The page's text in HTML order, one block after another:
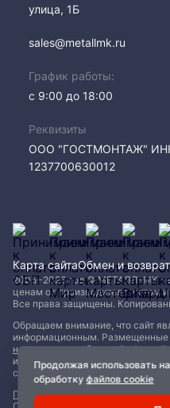
Продолжая использовать
обработкуфайлов cookie
улица, 1Б
sales@metallmk.ru
График работы:
с 9:00 до 18:00
Реквизиты
ООО "ГОСТМОНТАЖ"
1237700630012
2005−2026 год © МЕТАЛЛ-МК -
ценам от производителя, оптом
Все права защищены.
Обращаем внимание, что сайт
информационным. Размещенные
не являются публичной
изменены без уведомления. Для
стоимости материалов
Политика конфиденциальности|
Карта сайтаОбмен и